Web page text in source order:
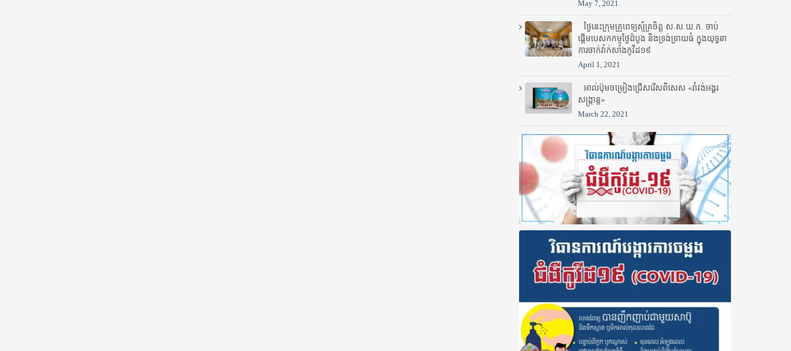
May 7, 2021
ថ្ងៃនេះក្រុមគ្រូពេទ្យស្ម័គ្រចិត្ត ស.ស.យ.ក. ចាប់
ផ្តើមបេសកកម្មថ្ងៃដំបូង និងទ្រង់ទ្រាយធំ ក្នុងយុទ្ធនា
ការចាក់វ៉ាក់សាំងកូវីដ១៩
April 1, 2021
អាល់ប៊ុមចម្រៀងជ្រើសរើសពិសេស «រាំវង់អង្គរ
សង្ក្រាន្ត»
March 22, 2021